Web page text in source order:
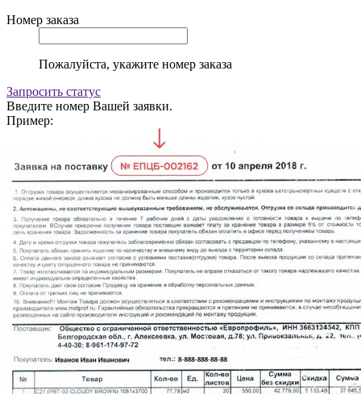
Номер заказа
Пожалуйста, укажите номер заказа
Запросить статус
Введите номер Вашей заявки.
Пример: